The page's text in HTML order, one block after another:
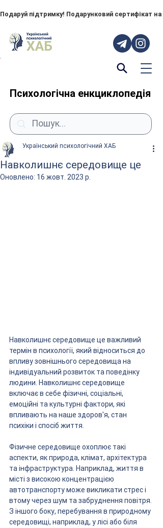
Подаруй підтримку! Подарунковий сертифікат
Психологічна енкциклопедія
Навколишнє середовище це
Український психологічний ХАБ
Оновлено: 16 жовт. 2023 р.
Навколишнє середовище це важливий
термін в психології, який відноситься до
впливу зовнішнього середовища на
індивідуальний розвиток та поведінку
людини. Навколишнє середовище
включає в себе фізичні, соціальні,
емоційні та культурні фактори, які
впливають на наше здоров'я, стан
психіки і спосіб життя.
Фізичне середовище охоплює такі
аспекти, як природа, клімат, архітектура
та інфраструктура. Наприклад, життя в
місті з високою концентрацією
автотранспорту може викликати стрес і
втому через шум та забруднення повітря.
З іншого боку, перебування в природному
середовищі, наприклад, у лісі або біля